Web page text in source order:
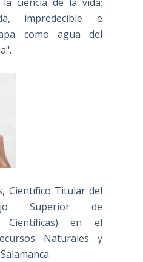
ciencia de la vida;
impredecible e
como agua del
Científico Titular del
Superior de
Científicas) en el
Naturales y